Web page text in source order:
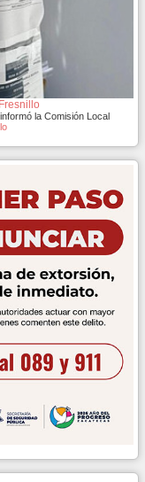
la Comisión Local